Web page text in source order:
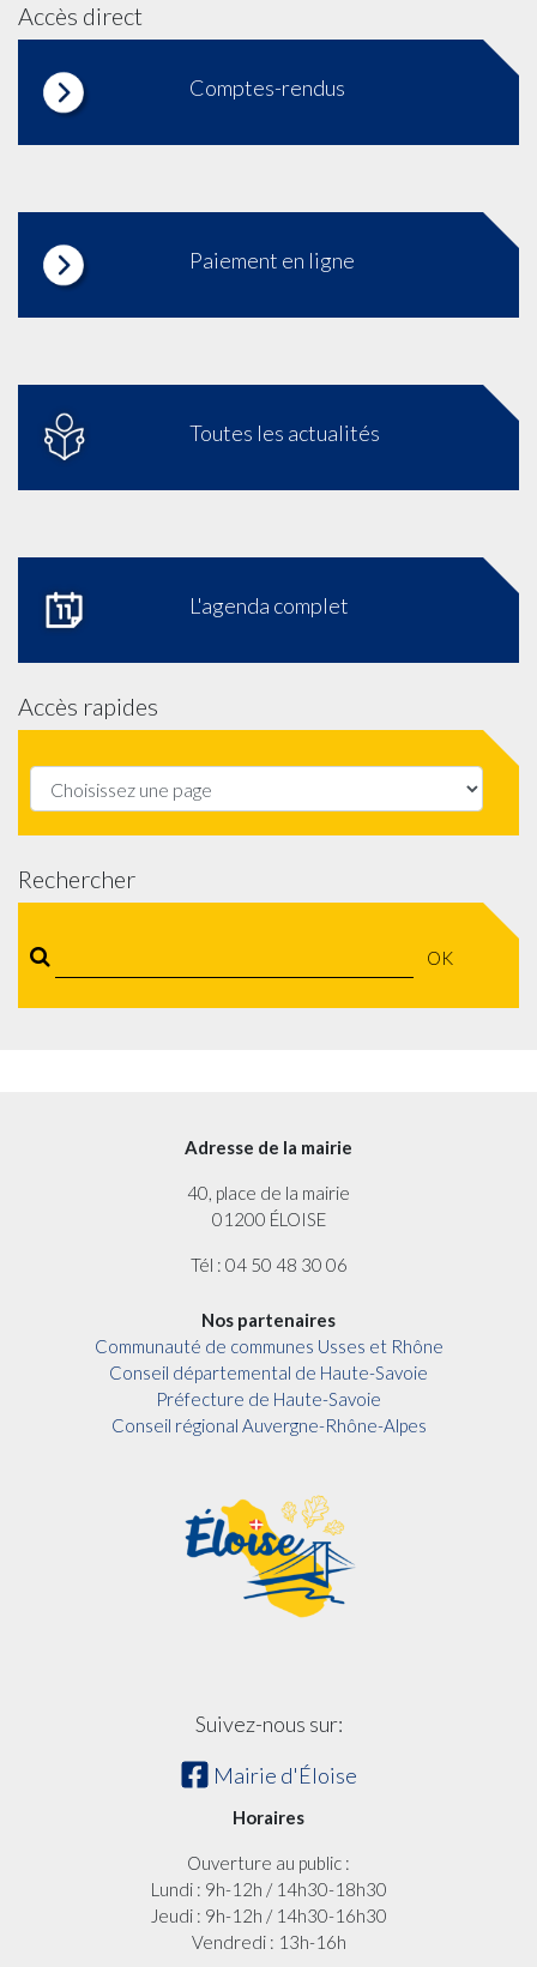
Accès direct
Comptes-rendus
Paiement en ligne
Toutes les actualités
L'agenda complet
Accès rapides
Rechercher
OK
Adresse de la mairie
40, place de la mairie
01200 ÉLOISE
Tél : 04 50 48 30 06
Nos partenaires
Communauté de communes Usses et Rhône
Conseil départemental de Haute-Savoie
Préfecture de Haute-Savoie
Conseil régional Auvergne-Rhône-Alpes
Suivez-nous sur:
Mairie d'Éloise
Horaires
Ouverture au public :
Lundi : 9h-12h / 14h30-18h30
Jeudi : 9h-12h / 14h30-16h30
Vendredi : 13h-16h